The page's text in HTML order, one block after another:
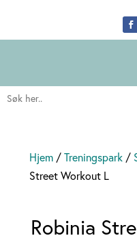
Search
for:
Hjem/Treningspark/
Street Workout L
Robinia